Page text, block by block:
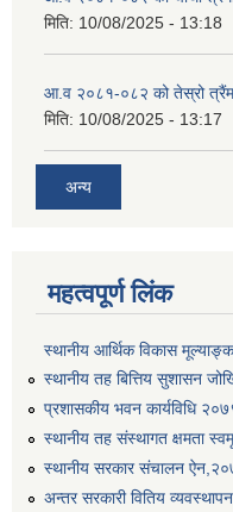
मिति: 10/08/2025 - 13:18
आ.व २०८१-०८२ को तेस्रो
मिति: 10/08/2025 - 13:17
अन्य
महत्वपूर्ण लिंक
स्थानीय आर्थिक विकास
स्थानीय तह बित्तिय सुशासन
प्रशासकीय भवन कार्यविधि
स्थानीय तह संस्थागत क्षमता
स्थानीय सरकार संचालन
अन्तर सरकारी वितिय